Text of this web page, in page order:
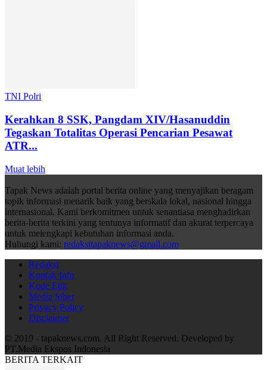
TNI Polri
Kerahkan 8 SSK, Pangdam XIV/Hasanuddin
Tegaskan Totalitas Operasi Pencarian Pesawat
ATR...
Muat lebih
Tapak News adalah portal berita online yang menyajikan beragam
topik informasi menarik baik yang berskala lokal, nasional hingga
internasional. Kami berkomitmen untuk senantiasa menghadirkan
berita-berita terkini yang tentunya informatif dan akurat terpercaya
untuk melengkapi kebutuhan informasi anda.
Hubungi kami: redaksitapaknews@gmail.com
Redaksi
Kontak Info
Kode Etik
Media Siber
Privacy Policy
Disclaimer
© 2019 - tapaknews.com. All Right Reserved. Developed by
PT.Media Ekspos Indonesia
BERITA TERKAIT